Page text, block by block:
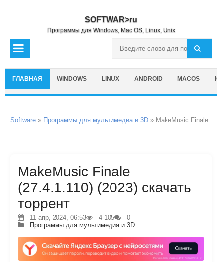
SOFTWAR>ru
Программы для Windows, Mac OS, Linux, Unix
ГЛАВНАЯ WINDOWS LINUX ANDROID MACOS
Software » Программы для мультимедиа и 3D » MakeMusic Finale
MakeMusic Finale
(27.4.1.110) (2023) скачать
торрент
11-апр, 2024, 06:53 4 105
0
Программы для мультимедиа и 3D